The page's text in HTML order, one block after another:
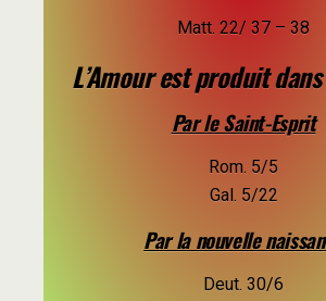
Matt. 22/ 37 – 38
L’Amour est produit
Par le Saint-Esprit
Rom. 5/5
Gal. 5/22
Par la nouvelle
Deut. 30/6